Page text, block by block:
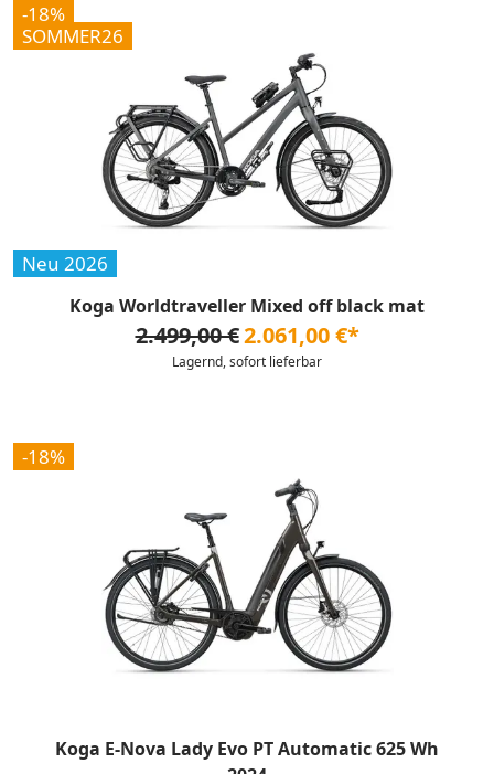
-18%
SOMMER26
Neu 2026
Koga Worldtraveller Mixed off black mat
2.499,00 €2.061,00 €*
Lagernd, sofort lieferbar
-18%
Koga E-Nova Lady Evo PT Automatic 625 Wh